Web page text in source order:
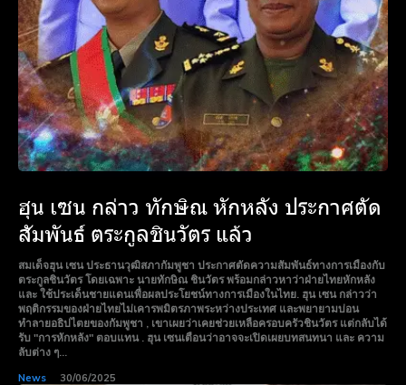
ฮุน เซน กล่าว ทักษิณ หักหลัง ประกาศตัด
สัมพันธ์ ตระกูลชินวัตร แล้ว
สมเด็จฮุน เซน ประธานวุฒิสภากัมพูชา ประกาศตัดความสัมพันธ์ทางการเมืองกับ
ตระกูลชินวัตร โดยเฉพาะ นายทักษิณ ชินวัตร พร้อมกล่าวหาว่าฝ่ายไทยหักหลัง
และ ใช้ประเด็นชายแดนเพื่อผลประโยชน์ทางการเมืองในไทย. ฮุน เซน กล่าวว่า
พฤติกรรมของฝ่ายไทยไม่เคารพมิตรภาพระหว่างประเทศ และพยายามบ่อน
ทำลายอธิปไตยของกัมพูชา , เขาเผยว่าเคยช่วยเหลือครอบครัวชินวัตร แต่กลับได้
รับ "การหักหลัง" ตอบแทน . ฮุน เซนเตือนว่าอาจจะเปิดเผยบทสนทนา และ ความ
ลับต่าง ๆ...
News 30/06/2025